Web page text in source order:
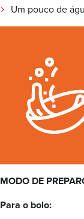
Um pouco de
MODO DE
Para o bolo: